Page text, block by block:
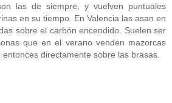
las de siempre, y vuelven puntuales
en su tiempo. En Valencia las asan en
sobre el carbón encendido. Suelen ser
que en el verano venden mazorcas
directamente sobre las brasas.